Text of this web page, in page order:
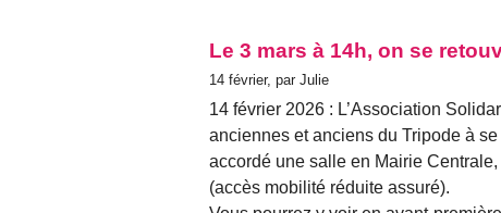
Le 3 mars à 14h, on se
14 février, par Julie
14 février 2026 : L’Association
anciennes et anciens du Tripode à
accordé une salle en Mairie
(accès mobilité réduite assuré).